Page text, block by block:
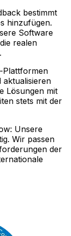
bestimmt
hinzufügen.
Software
realen
Plattformen
aktualisieren
Lösungen mit
stets mit der
Unsere
Wir passen
der